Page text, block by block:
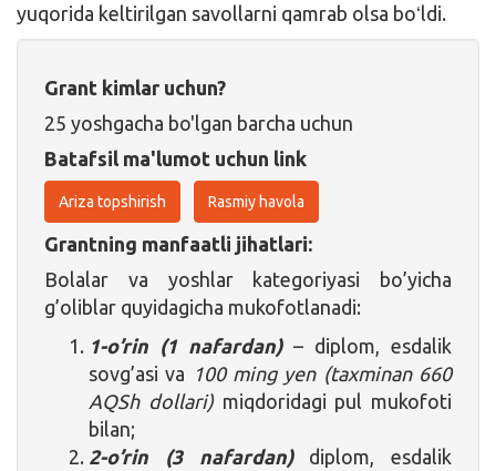
yuqorida keltirilgan savollarni qamrab olsa boʻldi.
Grant kimlar uchun?
25 yoshgacha bo'lgan barcha uchun
Batafsil ma'lumot uchun link
Ariza topshirish Rasmiy havola
Grantning manfaatli jihatlari:
Bolalar va yoshlar kategoriyasi bo’yicha
g’oliblar quyidagicha mukofotlanadi:
1-o’rin (1 nafardan) – diplom, esdalik
sovg’asi va 100 ming yen (taxminan 660
AQSh dollari)miqdoridagi pul mukofoti
bilan;
2-o’rin (3 nafardan)diplom, esdalik